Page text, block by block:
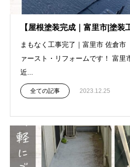
【屋根塗装完成｜富里市|塗装
まもなく工事完了｜富里市 佐倉
ァースト・リフォームです！ 富里
近...
全ての記事 2023.12.25